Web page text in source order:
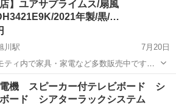
店】ユアサプライムス/扇風
2021年製/黒/…
川駅
7月20日
えますが、一部反応し...
駅 季節、空調家電
機 スピーカー付テレビボード シ
ード シアターラックシステム